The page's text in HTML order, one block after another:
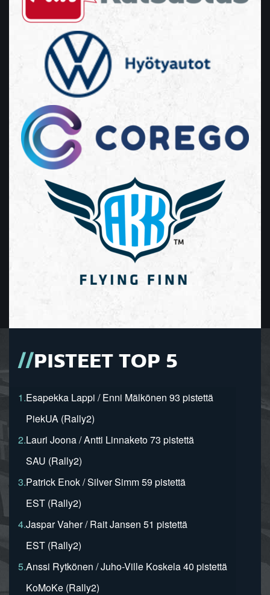
PISTEET TOP 5
1.Esapekka Lappi / Enni Mälkönen 93 pistettä
PiekUA (Rally2)
2.Lauri Joona / Antti Linnaketo 73 pistettä
SAU (Rally2)
3.Patrick Enok / Silver Simm 59 pistettä
EST (Rally2)
4.Jaspar Vaher / Rait Jansen 51 pistettä
EST (Rally2)
5.Anssi Rytkönen / Juho-Ville Koskela 40 pistettä
KoMoKe (Rally2)